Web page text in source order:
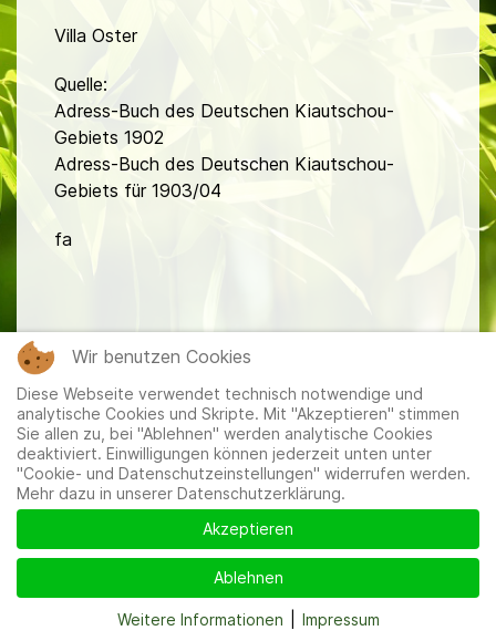
Villa Oster
Quelle:
Adress-Buch des Deutschen Kiautschou-
Gebiets 1902
Adress-Buch des Deutschen Kiautschou-
Gebiets für 1903/04
fa
Mitglieder|Impressum| Datenschutzerklärung|Cookie-
und Datenschutzeinstellungen
Wir benutzen Cookies
Diese Webseite verwendet technisch notwendige und
analytische Cookies und Skripte. Mit "Akzeptieren" stimmen
Sie allen zu, bei "Ablehnen" werden analytische Cookies
deaktiviert. Einwilligungen können jederzeit unten unter
"Cookie- und Datenschutzeinstellungen" widerrufen werden.
Mehr dazu in unserer Datenschutzerklärung.
Akzeptieren
Ablehnen
Weitere Informationen Impressum